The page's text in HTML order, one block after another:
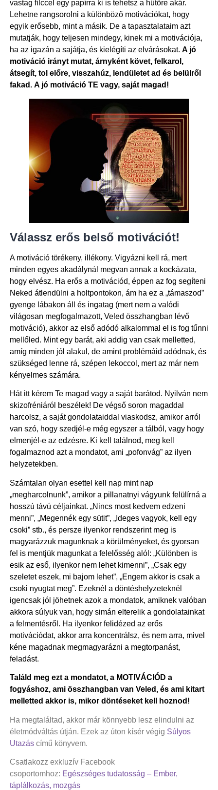
vastag filccel egy papírra ki is tehetsz a hűtőre akár.
Lehetne rangsorolni a különböző motivációkat, hogy
egyik erősebb, mint a másik. De a tapasztalataim azt
mutatják, hogy teljesen mindegy, kinek mi a motivációja,
ha az igazán a sajátja, és kielégíti az elvárásokat. A jó
motiváció irányt mutat, árnyként követ, felkarol,
átsegít, tol előre, visszahúz, lendületet ad és belülről
fakad. A jó motiváció TE vagy, saját magad!
Válassz erős belső motivációt!
A motiváció törékeny, illékony. Vigyázni kell rá, mert
minden egyes akadálynál megvan annak a kockázata,
hogy elvész. Ha erős a motivációd, éppen az fog segíteni
Neked átlendülni a holtpontokon, ám ha ez a „támaszod”
gyenge lábakon áll és ingatag (mert nem a valódi
világosan megfogalmazott, Veled összhangban lévő
motiváció), akkor az első adódó alkalommal el is fog tűnni
mellőled. Mint egy barát, aki addig van csak melletted,
amíg minden jól alakul, de amint problémáid adódnak, és
szükséged lenne rá, szépen lekoccol, mert az már nem
kényelmes számára.
Hát itt kérem Te magad vagy a saját barátod. Nyilván nem
skizofréniáról beszélek! De végső soron magaddal
harcolsz, a saját gondolataiddal viaskodsz, amikor arról
van szó, hogy szedjél-e még egyszer a tálból, vagy hogy
elmenjél-e az edzésre. Ki kell találnod, meg kell
fogalmaznod azt a mondatot, ami „pofonvág” az ilyen
helyzetekben.
Számtalan olyan esettel kell nap mint nap
„megharcolnunk”, amikor a pillanatnyi vágyunk felülírná a
hosszú távú céljainkat. „Nincs most kedvem edzeni
menni”, „Megennék egy sütit”, „Ideges vagyok, kell egy
csoki” stb., és persze ilyenkor rendszerint meg is
magyarázzuk magunknak a körülményeket, és gyorsan
fel is mentjük magunkat a felelősség alól: „Különben is
esik az eső, ilyenkor nem lehet kimenni”, „Csak egy
szeletet eszek, mi bajom lehet”, „Engem akkor is csak a
csoki nyugtat meg”. Ezeknél a döntéshelyzeteknél
igencsak jól jöhetnek azok a mondatok, amiknek valóban
akkora súlyuk van, hogy simán elterelik a gondolatainkat
a felmentésről. Ha ilyenkor felidézed az erős
motivációdat, akkor arra koncentrálsz, és nem arra, mivel
kéne magadnak megmagyarázni a megtorpanást,
feladást.
Találd meg ezt a mondatot, a MOTIVÁCIÓD a
fogyáshoz, ami összhangban van Veled, és ami kitart
melletted akkor is, mikor döntéseket kell hoznod!
Ha megtaláltad, akkor már könnyebb lesz elindulni az
életmódváltás útján. Ezek az úton kísér végig Súlyos
Utazás című könyvem.
Csatlakozz exkluzív Facebook
csoportomhoz: Egészséges tudatosság – Ember,
táplálkozás, mozgás